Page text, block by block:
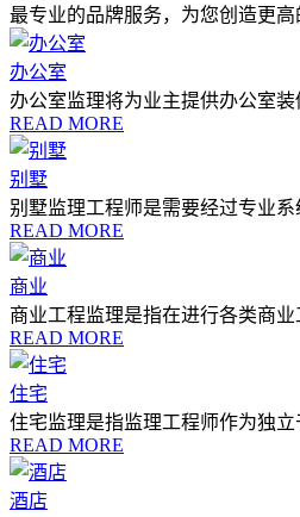
最专业的品牌服务，为您创造更高
办公室
办公室监理将为业主提供办公室装
READ MORE
别墅
别墅监理工程师是需要经过专业系
READ MORE
商业
商业工程监理是指在进行各类商业
READ MORE
住宅
住宅监理是指监理工程师作为独立
READ MORE
酒店